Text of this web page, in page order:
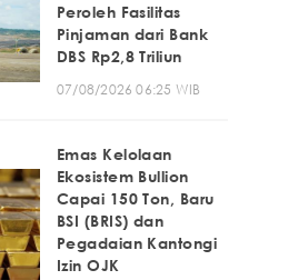
Peroleh Fasilitas
Pinjaman dari Bank
DBS Rp2,8 Triliun
07/08/2026 06:25 WIB
Emas Kelolaan
Ekosistem Bullion
Capai 150 Ton, Baru
BSI (BRIS) dan
Pegadaian Kantongi
Izin OJK